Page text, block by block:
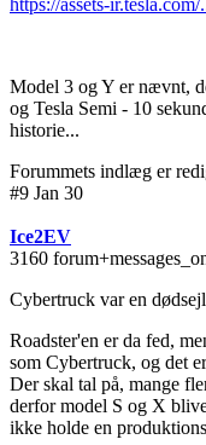
https://assets-
Model 3 og Y er nævnt,
og Tesla Semi - 10
historie...
Forummets indlæg er
#9 Jan 30
Ice2EV
3160
Cybertruck var en
Roadster'en er da fed,
som Cybertruck, og det
Der skal tal på, mange
derfor model S og X
ikke holde en